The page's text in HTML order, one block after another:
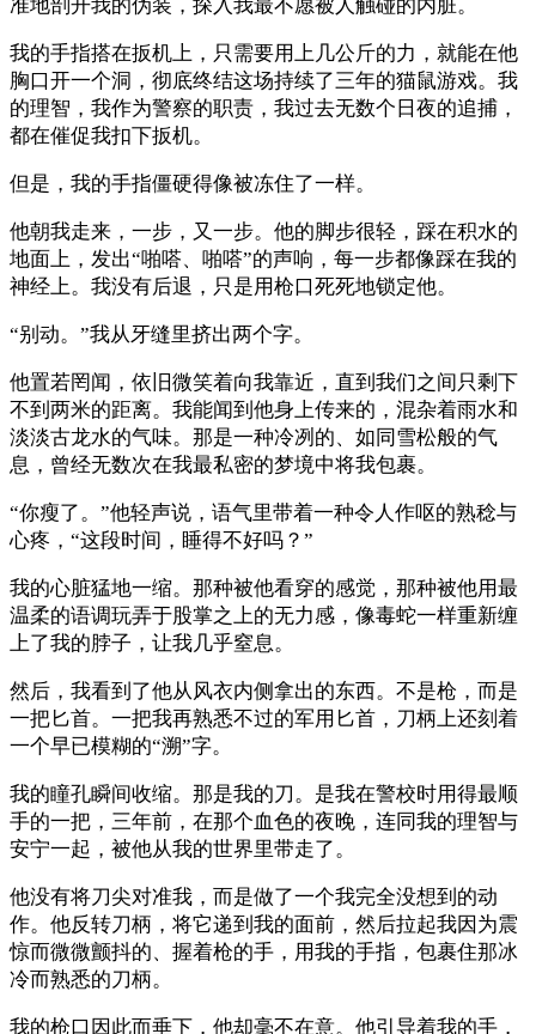
准地剖开我的伪装，探入我最不愿被人触碰的内脏。
我的手指搭在扳机上，只需要用上几公斤的力，就能在他
胸口开一个洞，彻底终结这场持续了三年的猫鼠游戏。我
的理智，我作为警察的职责，我过去无数个日夜的追捕，
都在催促我扣下扳机。
但是，我的手指僵硬得像被冻住了一样。
他朝我走来，一步，又一步。他的脚步很轻，踩在积水的
地面上，发出“啪嗒、啪嗒”的声响，每一步都像踩在我的
神经上。我没有后退，只是用枪口死死地锁定他。
“别动。”我从牙缝里挤出两个字。
他置若罔闻，依旧微笑着向我靠近，直到我们之间只剩下
不到两米的距离。我能闻到他身上传来的，混杂着雨水和
淡淡古龙水的气味。那是一种冷冽的、如同雪松般的气
息，曾经无数次在我最私密的梦境中将我包裹。
“你瘦了。”他轻声说，语气里带着一种令人作呕的熟稔与
心疼，“这段时间，睡得不好吗？”
我的心脏猛地一缩。那种被他看穿的感觉，那种被他用最
温柔的语调玩弄于股掌之上的无力感，像毒蛇一样重新缠
上了我的脖子，让我几乎窒息。
然后，我看到了他从风衣内侧拿出的东西。不是枪，而是
一把匕首。一把我再熟悉不过的军用匕首，刀柄上还刻着
一个早已模糊的“溯”字。
我的瞳孔瞬间收缩。那是我的刀。是我在警校时用得最顺
手的一把，三年前，在那个血色的夜晚，连同我的理智与
安宁一起，被他从我的世界里带走了。
他没有将刀尖对准我，而是做了一个我完全没想到的动
作。他反转刀柄，将它递到我的面前，然后拉起我因为震
惊而微微颤抖的、握着枪的手，用我的手指，包裹住那冰
冷而熟悉的刀柄。
我的枪口因此而垂下，他却毫不在意。他引导着我的手，